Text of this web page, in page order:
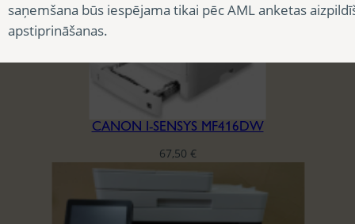
CANON I-SENSYS MF416DW
67,50 €
saņemšana būs iespējama tikai pēc AML anketas
apstiprināšanas.